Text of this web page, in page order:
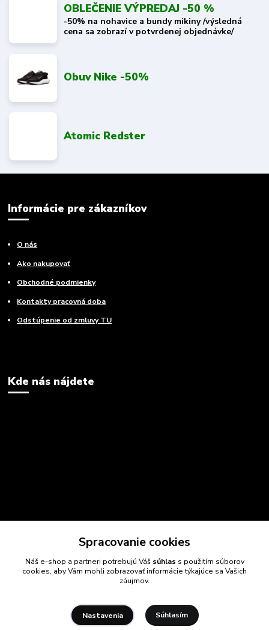
OBLEČENIE VÝPREDAJ -50 %
-50% na nohavice a bundy mikiny /výsledná
cena sa zobrazí v potvrdenej objednávke/
Obuv Nike -50%
Atomic Redster
Informácie pre zákazníkov
O nás
Ako nakupovať
Obchodné podmienky
Kontakty pracovná doba
Odstúpenie od zmluvy TU
Kde nás nájdete
Spracovanie cookies
Náš e-shop a partneri potrebujú Váš súhlas s použitím súborov
cookies, aby Vám mohli zobrazovať informácie týkajúce sa Vašich
záujmov.
Nastavenia Súhlasím